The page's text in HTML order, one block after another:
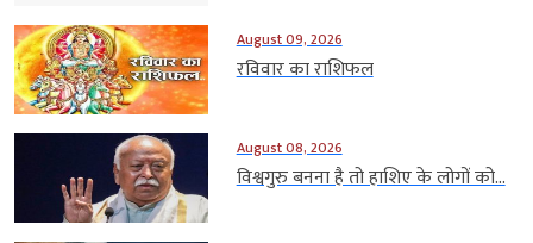
August 09, 2026
रविवार का राशिफल
August 08, 2026
विश्वगुरु बनना है तो हाशिए के लोगों को...